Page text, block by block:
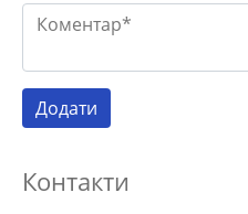
Контакти